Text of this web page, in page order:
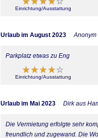
Einrichtung/Ausstattung
Urlaub im August 2023 Anonym
Parkplatz etwas zu Eng
Einrichtung/Ausstattung
Urlaub im Mai 2023 Dirk aus
Die Vermietung erfolgte sehr
freundlich und zugewand. Die